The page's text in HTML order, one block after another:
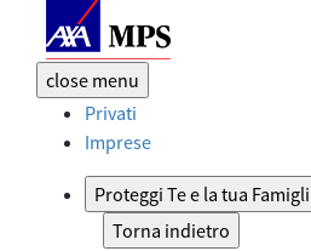
close menu
Privati
Imprese
Proteggi Te e la tua
Torna indietro